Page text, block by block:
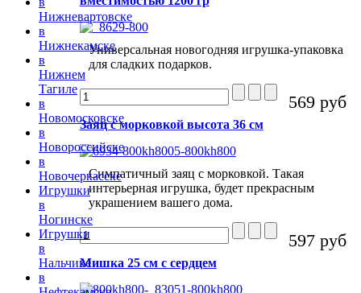
Универсальная новогодняя игрушка-упаковка
для сладких подарков.
569 руб
Заяц с морковкой высота 36 см
Симпатичный заяц с морковкой. Такая
интерьерная игрушка, будет прекрасным
украшением вашего дома.
597 руб
Мишка 25 см с сердцем
Нижневартовске
в
Нижнекамске
в
Нижнем
Тагиле
в
Новомосковске
в
Новороссийске
в
Новочеркасске
Игрушки
в
Ногинске
Игрушки
в
Нальчике
в